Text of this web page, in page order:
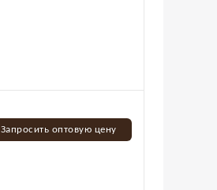
Запросить оптовую цену